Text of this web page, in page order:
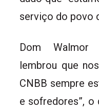
serviço do povo
Dom Walmor
lembrou que
CNBB sempre
e sofredores”, o